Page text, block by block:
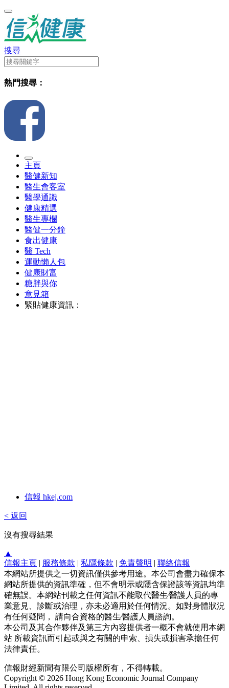
搜尋
熱門搜尋：
主頁
醫健新知
醫生會客室
醫學通識
健康精選
醫生專欄
醫健一分鐘
食出健康
醫 Tech
運動懶人包
健康財富
糖胖與你
意見箱
緊貼健康資訊：
信報 hkej.com
< 返回
沒有搜尋結果
▲
信報主頁 | 服務條款 | 私隱條款 | 免責聲明 | 聯絡信報
本網站所提供之一切資訊僅供參考用途。本公司會盡力確保本
網站所提供的資訊準確，但不會明示或隱含保證該等資訊均準
確無誤。本網站刊載之任何資訊不能取代醫生∕醫護人員的專
業意見、診斷或治理，亦未必適用於任何情況。如對身體狀況
有任何疑問， 請向合資格的醫生∕醫護人員諮詢。
本公司及其合作夥伴及第三方內容提供者一概不會就使用本網
站 所載資訊而引起或與之有關的申索、損失或損害承擔任何
法律責任。
信報財經新聞有限公司版權所有，不得轉載。
Copyright © 2026 Hong Kong Economic Journal Company